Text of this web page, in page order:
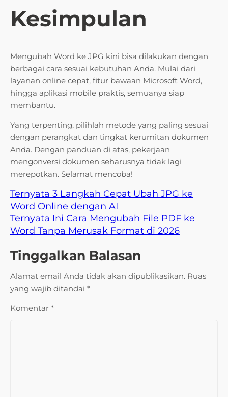
Kesimpulan
Mengubah Word ke JPG kini bisa dilakukan dengan
berbagai cara sesuai kebutuhan Anda. Mulai dari
layanan online cepat, fitur bawaan Microsoft Word,
hingga aplikasi mobile praktis, semuanya siap
membantu.
Yang terpenting, pilihlah metode yang paling sesuai
dengan perangkat dan tingkat kerumitan dokumen
Anda. Dengan panduan di atas, pekerjaan
mengonversi dokumen seharusnya tidak lagi
merepotkan. Selamat mencoba!
Ternyata 3 Langkah Cepat Ubah JPG ke
Word Online dengan AI
Ternyata Ini Cara Mengubah File PDF ke
Word Tanpa Merusak Format di 2026
Tinggalkan Balasan
Alamat email Anda tidak akan dipublikasikan. Ruas
yang wajib ditandai *
Komentar *